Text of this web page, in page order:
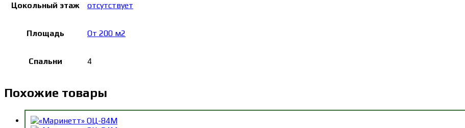
Цокольный этаж отсутствует
Площадь От 200 м2
Спальни 4
Похожие товары